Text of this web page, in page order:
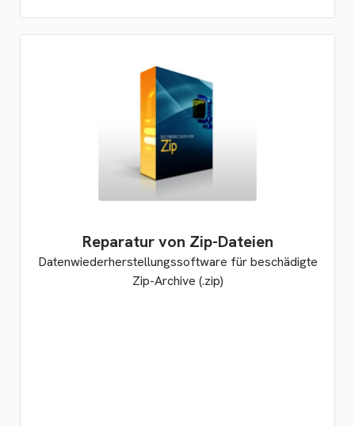
Reparatur von Zip-Dateien
Datenwiederherstellungssoftware für beschädigte
Zip-Archive (.zip)